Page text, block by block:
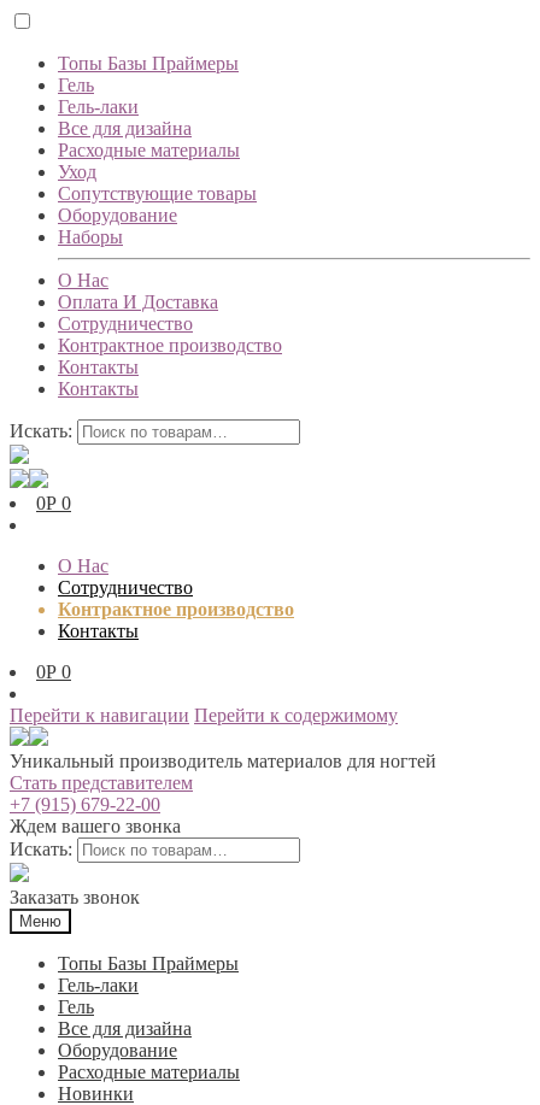
Топы Базы Праймеры
Гель
Гель-лаки
Все для дизайна
Расходные материалы
Уход
Сопутствующие товары
Оборудование
Наборы
О Нас
Оплата И Доставка
Сотрудничество
Контрактное производство
Контакты
Контакты
Искать:
0Р 0
О Нас
Сотрудничество
Контрактное производство
Контакты
0Р 0
Перейти к навигации Перейти к содержимому
Уникальный производитель материалов для ногтей
Стать представителем
+7 (915) 679-22-00
Ждем вашего звонка
Искать:
Заказать звонок
Меню
Топы Базы Праймеры
Гель-лаки
Гель
Все для дизайна
Оборудование
Расходные материалы
Новинки